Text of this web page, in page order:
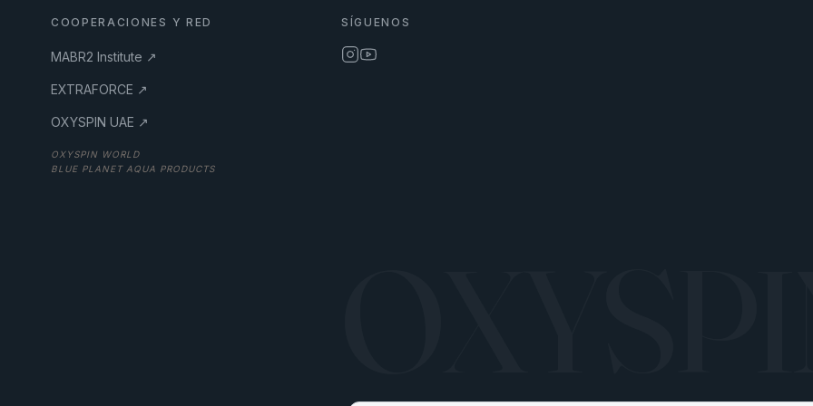
COOPERACIONES Y RED
MABR2 Institute ↗
EXTRAFORCE ↗
OXYSPIN UAE ↗
OXYSPIN WORLD
BLUE PLANET AQUA PRODUCTS
SÍGUENOS